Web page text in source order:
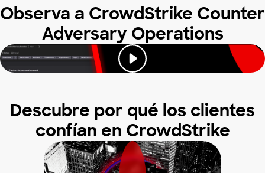
Observa a CrowdStrike Counter
Adversary Operations
Descubre por qué los clientes
confían en CrowdStrike